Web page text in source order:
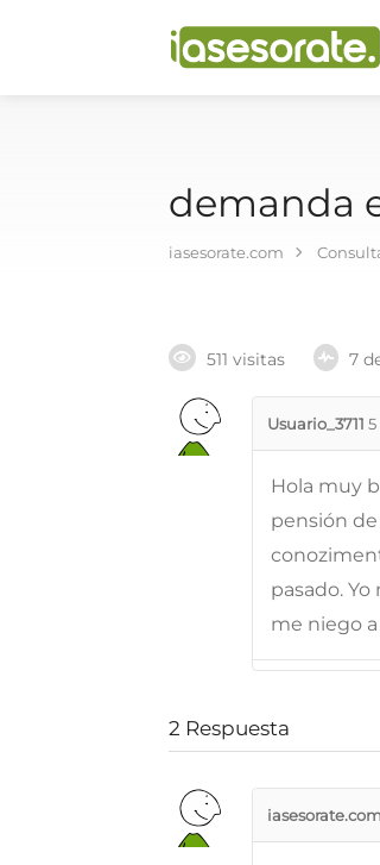
demanda
iasesorate.com
511 visitas 7
Usuario_3711
Hola muy
pensión
pasado.
me niego
2 Respuesta
iasesorate.com